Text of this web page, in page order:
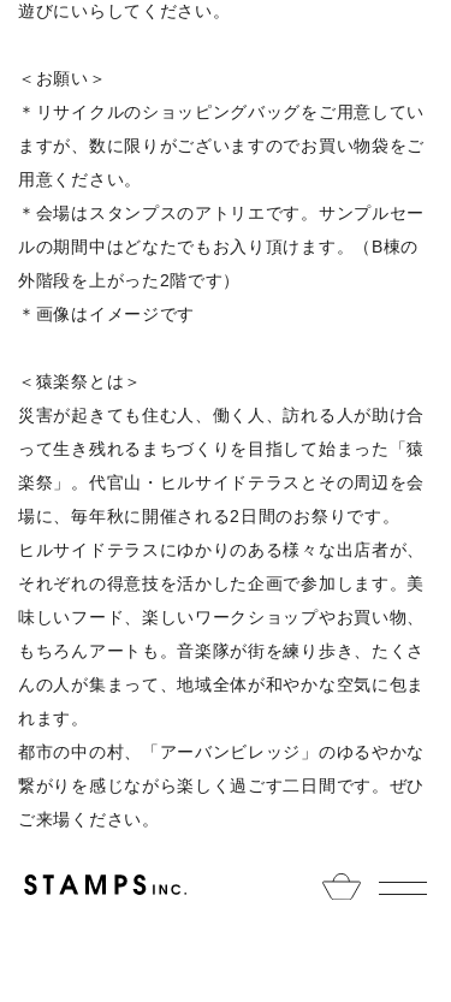
遊びにいらしてください。
＜お願い＞
＊リサイクルのショッピングバッグをご用意してい
ますが、数に限りがございますのでお買い物袋をご
用意ください。
＊会場はスタンプスのアトリエです。サンプルセー
ルの期間中はどなたでもお入り頂けます。（B棟の
外階段を上がった2階です）
＊画像はイメージです
＜猿楽祭とは＞
災害が起きても住む人、働く人、訪れる人が助け合
って生き残れるまちづくりを目指して始まった「猿
楽祭」。代官山・ヒルサイドテラスとその周辺を会
場に、毎年秋に開催される2日間のお祭りです。
ヒルサイドテラスにゆかりのある様々な出店者が、
それぞれの得意技を活かした企画で参加します。美
味しいフード、楽しいワークショップやお買い物、
もちろんアートも。音楽隊が街を練り歩き、たくさ
んの人が集まって、地域全体が和やかな空気に包ま
れます。
都市の中の村、「アーバンビレッジ」のゆるやかな
繋がりを感じながら楽しく過ごす二日間です。ぜひ
ご来場ください。
猿楽祭オフィシャルサイト